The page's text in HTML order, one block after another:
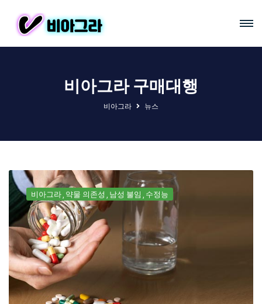
비아그라 구매대행
비아그라 뉴스
비아그라 약물 의존성 남성 불임 수정능